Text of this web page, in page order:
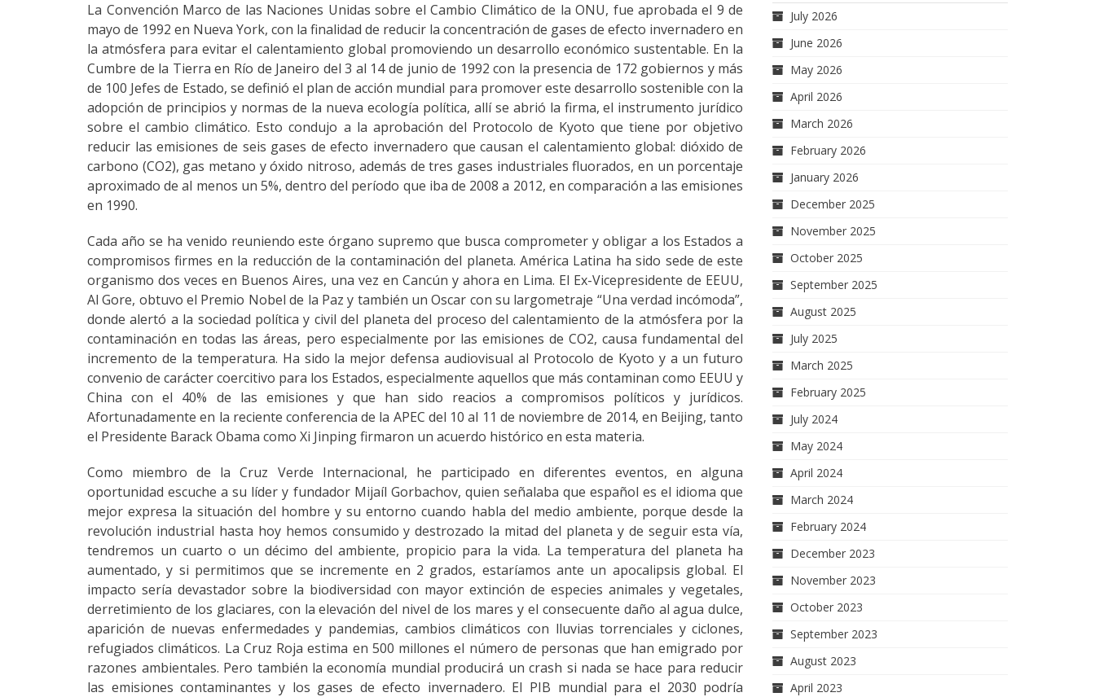
La Convención Marco de las Naciones Unidas sobre el Cambio Climático de la ONU, fue aprobada el 9 de
mayo de 1992 en Nueva York, con la finalidad de reducir la concentración de gases de efecto invernadero en
la atmósfera para evitar el calentamiento global promoviendo un desarrollo económico sustentable. En la
Cumbre de la Tierra en Río de Janeiro del 3 al 14 de junio de 1992 con la presencia de 172 gobiernos y más
de 100 Jefes de Estado, se definió el plan de acción mundial para promover este desarrollo sostenible con la
adopción de principios y normas de la nueva ecología política, allí se abrió la firma, el instrumento jurídico
sobre el cambio climático. Esto condujo a la aprobación del Protocolo de Kyoto que tiene por objetivo
reducir las emisiones de seis gases de efecto invernadero que causan el calentamiento global: dióxido de
carbono (CO2), gas metano y óxido nitroso, además de tres gases industriales fluorados, en un porcentaje
aproximado de al menos un 5%, dentro del período que iba de 2008 a 2012, en comparación a las emisiones
en 1990.
Cada año se ha venido reuniendo este órgano supremo que busca comprometer y obligar a los Estados a
compromisos firmes en la reducción de la contaminación del planeta. América Latina ha sido sede de este
organismo dos veces en Buenos Aires, una vez en Cancún y ahora en Lima. El Ex-Vicepresidente de EEUU,
Al Gore, obtuvo el Premio Nobel de la Paz y también un Oscar con su largometraje “Una verdad incómoda”,
donde alertó a la sociedad política y civil del planeta del proceso del calentamiento de la atmósfera por la
contaminación en todas las áreas, pero especialmente por las emisiones de CO2, causa fundamental del
incremento de la temperatura. Ha sido la mejor defensa audiovisual al Protocolo de Kyoto y a un futuro
convenio de carácter coercitivo para los Estados, especialmente aquellos que más contaminan como EEUU y
China con el 40% de las emisiones y que han sido reacios a compromisos políticos y jurídicos.
Afortunadamente en la reciente conferencia de la APEC del 10 al 11 de noviembre de 2014, en Beijing, tanto
el Presidente Barack Obama como Xi Jinping firmaron un acuerdo histórico en esta materia.
Como miembro de la Cruz Verde Internacional, he participado en diferentes eventos, en alguna
oportunidad escuche a su líder y fundador Mijaíl Gorbachov, quien señalaba que español es el idioma que
mejor expresa la situación del hombre y su entorno cuando habla del medio ambiente, porque desde la
revolución industrial hasta hoy hemos consumido y destrozado la mitad del planeta y de seguir esta vía,
tendremos un cuarto o un décimo del ambiente, propicio para la vida. La temperatura del planeta ha
aumentado, y si permitimos que se incremente en 2 grados, estaríamos ante un apocalipsis global. El
impacto sería devastador sobre la biodiversidad con mayor extinción de especies animales y vegetales,
derretimiento de los glaciares, con la elevación del nivel de los mares y el consecuente daño al agua dulce,
aparición de nuevas enfermedades y pandemias, cambios climáticos con lluvias torrenciales y ciclones,
refugiados climáticos. La Cruz Roja estima en 500 millones el número de personas que han emigrado por
razones ambientales. Pero también la economía mundial producirá un crash si nada se hace para reducir
las emisiones contaminantes y los gases de efecto invernadero. El PIB mundial para el 2030 podría
July 2026
June 2026
May 2026
April 2026
March 2026
February 2026
January 2026
December 2025
November 2025
October 2025
September 2025
August 2025
July 2025
March 2025
February 2025
July 2024
May 2024
April 2024
March 2024
February 2024
December 2023
November 2023
October 2023
September 2023
August 2023
April 2023